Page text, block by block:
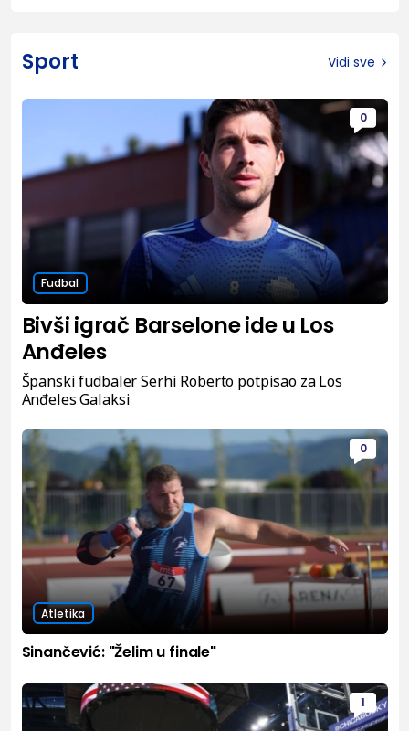
Sport Vidi sve
0
Fudbal
Bivši igrač Barselone ide u Los
Anđeles
Španski fudbaler Serhi Roberto potpisao za Los
Anđeles Galaksi
0
Atletika
Sinančević: "Želim u finale"
1